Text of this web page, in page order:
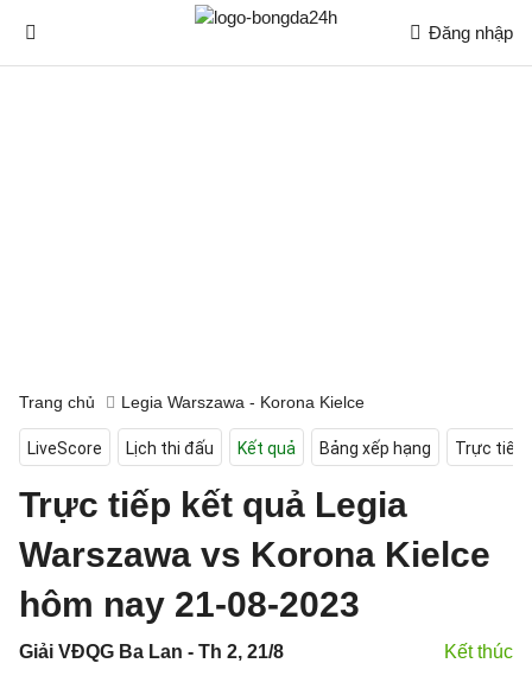
Đăng nhập
Trang chủ Legia Warszawa - Korona Kielce
LiveScore Lịch thi đấu Kết quả Bảng xếp hạng Trực tiếp
Trực tiếp kết quả Legia
Warszawa vs Korona Kielce
hôm nay 21-08-2023
Giải VĐQG Ba Lan - Th 2, 21/8 Kết thúc